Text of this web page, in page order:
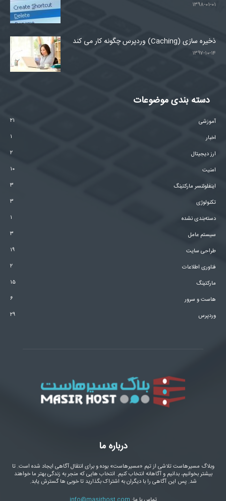
۱۳۹۸-۰۱-۰۱
ذخیره سازی (Caching) وردپرس چگونه کار می کند
۱۳۹۷-۱۰-۱۴
دسته بندی موضوعات
آموزشی
۲۱
اخبار
۱
ارز دیجیتال
۲
امنیت
۱۰
اینفلوئنسر مارکتینگ
۳
تکنولوژی
۳
دسته‌بندی نشده
۱
سیستم عامل
۳
طراحی سایت
۱۹
فناوری اطلاعات
۲
مارکتینگ
۱۵
هاست و سرور
۶
وردپرس
۲۹
درباره ما
وبلاگ مسیرهاست تلاشی از تیم «مسیرهاست» بوده و برای انتقال آگاهی ایجاد شده است. تا
بیشتر بخوانیم، بدانیم و آگاهانه انتخاب کنیم. انتخاب هایی که منجر به زندگی بهتر ما خواهند
شد. پس این آگاهی را با دیگران به اشتراک بگذارید تا خوبی ها گسترش یابد.